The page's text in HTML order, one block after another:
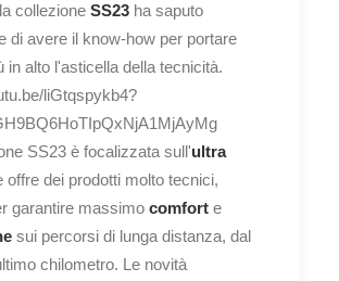
collezione SS23 ha saputo
di avere il know-how per portare
in alto l'asticella della tecnicità.
liGtqspykb4?
SS23 è focalizzata sull'ultra
offre dei prodotti molto tecnici,
garantire massimo comfort e
sui percorsi di lunga distanza, dal
chilometro. Le novità